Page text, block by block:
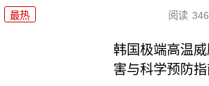
最热 阅读
韩国极端高温
害与科学预防指